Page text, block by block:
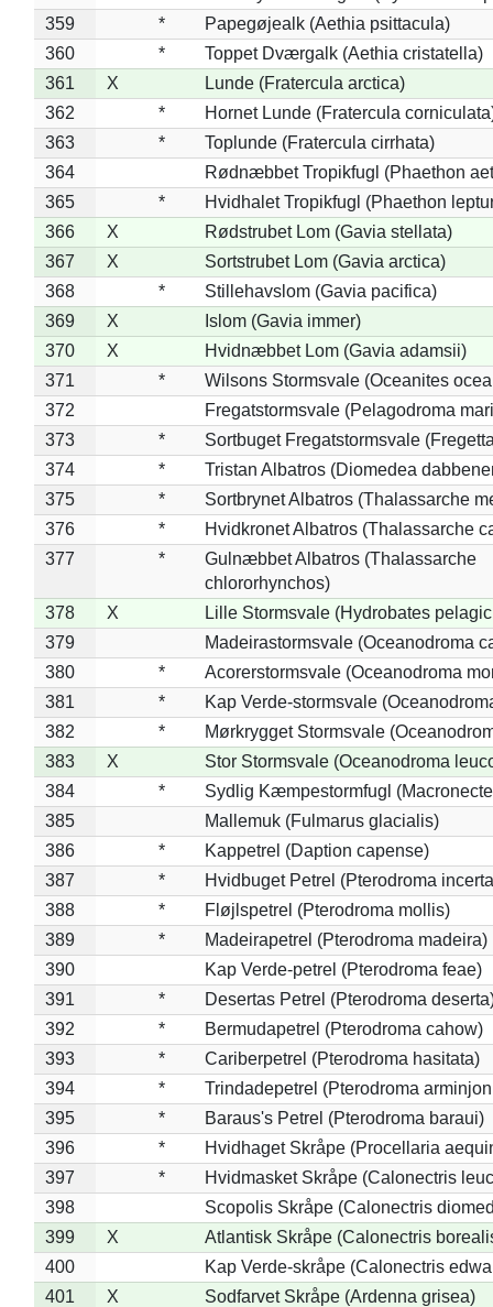
359
*
Papegøjealk (Aethia psittacula)
360
*
Toppet Dværgalk (Aethia cristatella)
361
X
Lunde (Fratercula arctica)
362
*
Hornet Lunde (Fratercula
363
*
Toplunde (Fratercula cirrhata)
364
Rødnæbbet Tropikfugl (Phaethon
365
*
Hvidhalet Tropikfugl (Phaethon
366
X
Rødstrubet Lom (Gavia stellata)
367
X
Sortstrubet Lom (Gavia arctica)
368
*
Stillehavslom (Gavia pacifica)
369
X
Islom (Gavia immer)
370
X
Hvidnæbbet Lom (Gavia adamsii)
371
*
Wilsons Stormsvale (Oceanites
372
Fregatstormsvale (Pelagodroma
373
*
Sortbuget Fregatstormsvale
374
*
Tristan Albatros (Diomedea
375
*
Sortbrynet Albatros (Thalassarche
376
*
Hvidkronet Albatros (Thalassarche
377
*
Gulnæbbet Albatros (Thalassarche
chlororhynchos)
378
X
Lille Stormsvale (Hydrobates
379
Madeirastormsvale (Oceanodroma
380
*
Acorerstormsvale (Oceanodroma
381
*
Kap Verde-stormsvale
382
*
Mørkrygget Stormsvale
383
X
Stor Stormsvale (Oceanodroma
384
*
Sydlig Kæmpestormfugl
385
Mallemuk (Fulmarus glacialis)
386
*
Kappetrel (Daption capense)
387
*
Hvidbuget Petrel (Pterodroma
388
*
Fløjlspetrel (Pterodroma mollis)
389
*
Madeirapetrel (Pterodroma madeira)
390
Kap Verde-petrel (Pterodroma feae)
391
*
Desertas Petrel (Pterodroma
392
*
Bermudapetrel (Pterodroma cahow)
393
*
Cariberpetrel (Pterodroma hasitata)
394
*
Trindadepetrel (Pterodroma
395
*
Baraus's Petrel (Pterodroma baraui)
396
*
Hvidhaget Skråpe (Procellaria
397
*
Hvidmasket Skråpe (Calonectris
398
Scopolis Skråpe (Calonectris
399
X
Atlantisk Skråpe (Calonectris
400
Kap Verde-skråpe (Calonectris
401
X
Sodfarvet Skråpe (Ardenna grisea)